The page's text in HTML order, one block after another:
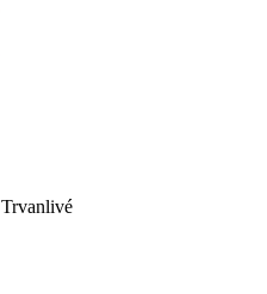
Trvanlivé